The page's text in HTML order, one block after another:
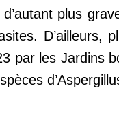
plus
D’ailleurs,
par les Jardins